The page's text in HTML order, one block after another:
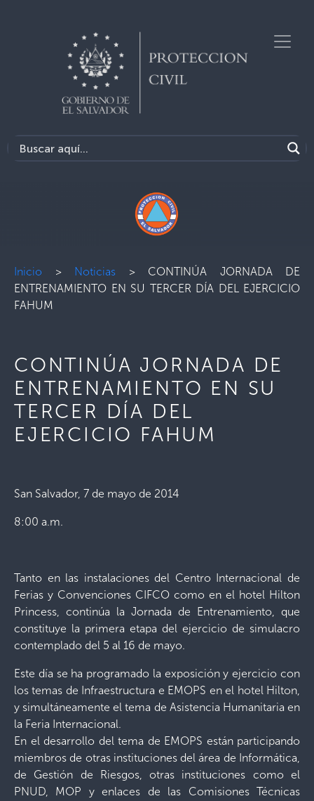
Inicio > Noticias > CONTINÚA JORNADA DE
ENTRENAMIENTO EN SU TERCER DÍA DEL EJERCICIO
FAHUM
CONTINÚA JORNADA DE
ENTRENAMIENTO EN SU
TERCER DÍA DEL
EJERCICIO FAHUM
San Salvador, 7 de mayo de 2014
8:00 a.m.
Tanto en las instalaciones del Centro Internacional de
Ferias y Convenciones CIFCO como en el hotel Hilton
Princess, continúa la Jornada de Entrenamiento, que
constituye la primera etapa del ejercicio de simulacro
contemplado del 5 al 16 de mayo.
Este día se ha programado la exposición y ejercicio con
los temas de Infraestructura e EMOPS en el hotel Hilton,
y simultáneamente el tema de Asistencia Humanitaria en
la Feria Internacional.
En el desarrollo del tema de EMOPS están participando
miembros de otras instituciones del área de Informática,
de Gestión de Riesgos, otras instituciones como el
PNUD, MOP y enlaces de las Comisiones Técnicas